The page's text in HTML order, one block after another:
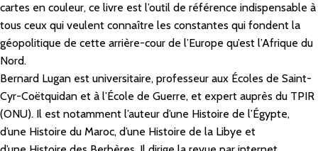
cartes en couleur, ce livre est l’outil de référence indispensable à
tous ceux qui veulent connaître les constantes qui fondent la
géopolitique de cette arrière-cour de l’Europe qu’est l’Afrique du
Nord.
Bernard Lugan est universitaire, professeur aux Écoles de Saint-
Cyr-Coëtquidan et à l’École de Guerre, et expert auprès du TPIR
(ONU). Il est notamment l’auteur d’une Histoire de l’Égypte,
d’une Histoire du Maroc, d’une Histoire de la Libye et